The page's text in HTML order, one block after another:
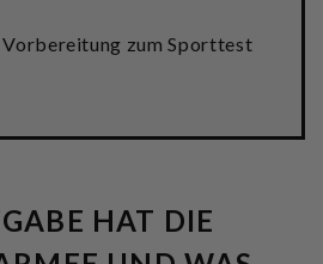
zum Sporttest
HAT DIE